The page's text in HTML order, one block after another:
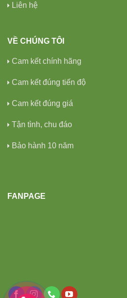
Liên hệ
VỀ CHÚNG TÔI
Cam kết chính hãng
Cam kết đúng tiến độ
Cam kết đúng giá
Tận tình, chu đáo
Bảo hành 10 năm
FANPAGE